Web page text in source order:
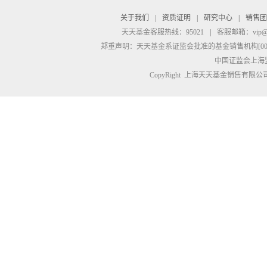
关于我们 资质证明 研究中心
销售
天天基金客服热线：95021
客服邮箱：
郑重声明： 天天基金系证监会批准的基金销售机构
中国证监会上
CopyRight 上海天天基金销售有限